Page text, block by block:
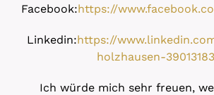
Facebook:https://
Linkedin:https://
holzhausen-
Ich würde mich sehr freuen,